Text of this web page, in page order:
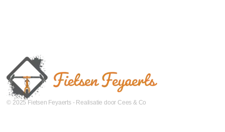
© 2025 Fietsen Feyaerts - Realisatie door Cees & Co